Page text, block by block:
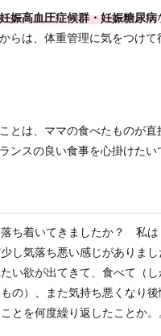
妊娠高血圧症候群・妊娠糖尿病
らは、体重管理に気をつけて
とは、ママの食べたものが直
ンスの良い食事を心掛けたい
ち着いてきましたか？ 私は
し気落ち悪い感じがありま
い欲が出てきて、食べて（し
の）、また気持ち悪くなり後
とを何度繰り返したことか。